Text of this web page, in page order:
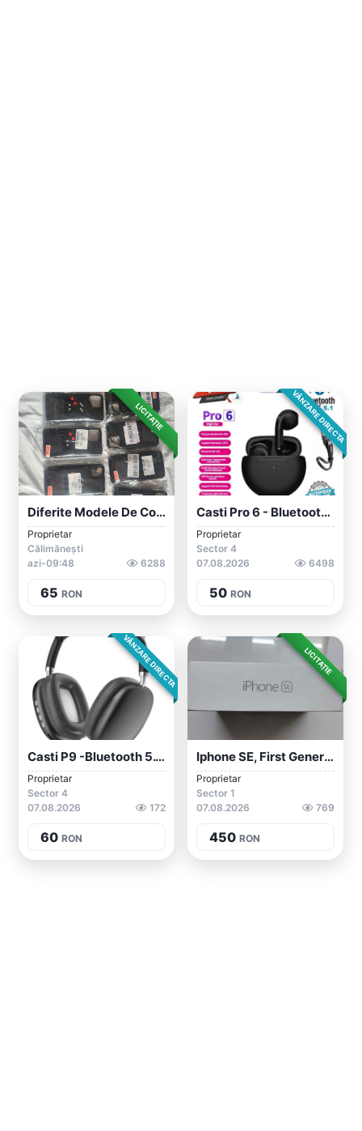
LICITAȚIE
Diferite Modele De Console Cu 36 De Jocu...
Proprietar
Călimănești
azi-09:48
6288
65 RON
VÂNZARE DIRECTA
Casti Pro 6 - Bluetooth 5.1 - Mic/suport...
Proprietar
Sector 4
07.08.2026
6498
50 RON
VÂNZARE DIRECTA
Casti P9 -Bluetooth 5.1 -Microfon, Aux,...
Proprietar
Sector 4
07.08.2026
172
60 RON
LICITAȚIE
Iphone SE, First Generation
Proprietar
Sector 1
07.08.2026
769
450 RON